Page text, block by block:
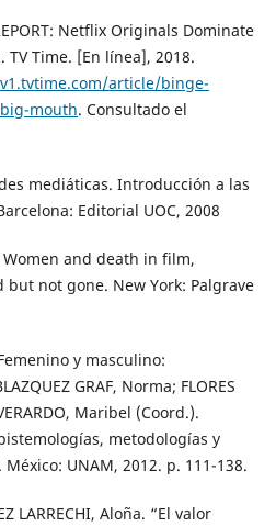
Netflix Originals Dominate
TV Time. [En línea], 2018.
article/binge-
mouth. Consultado el
mediáticas. Introducción a las
Editorial UOC, 2008
Women and death in film,
but not gone. New York: Palgrave
y masculino:
GRAF, Norma; FLORES
Maribel (Coord.).
metodologías y
UNAM, 2012. p. 111-138.
LARRECHI, Aloña. “El valor